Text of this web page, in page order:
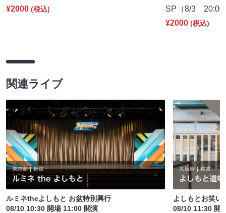
¥2000 (税込)
SP（8/3 20:00
¥2000 (税込)
関連ライブ
ルミネtheよしもと お盆特別興行
08/10 10:30 開場 11:00 開演
よしもとお笑い
08/10 11:30 開